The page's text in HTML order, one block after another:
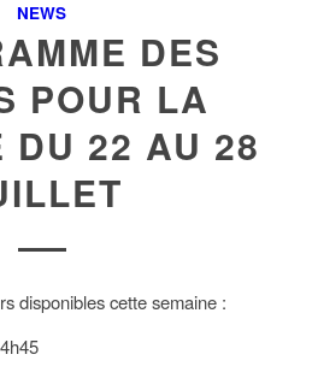
NEWS
DES
POUR LA
DU 22 AU 28
disponibles cette semaine :